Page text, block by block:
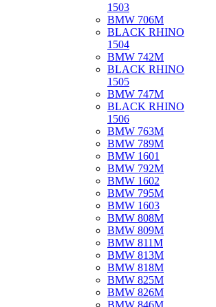
1503
BMW 706M
BLACK RHINO
1504
BMW 742M
BLACK RHINO
1505
BMW 747M
BLACK RHINO
1506
BMW 763M
BMW 789M
BMW 1601
BMW 792M
BMW 1602
BMW 795M
BMW 1603
BMW 808M
BMW 809M
BMW 811M
BMW 813M
BMW 818M
BMW 825M
BMW 826M
BMW 846M